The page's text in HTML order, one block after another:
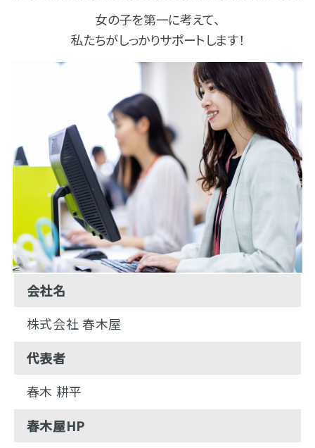
女の子を第一に考えて、
私たちがしっかりサポートします！
会社名
株式会社 春木屋
代表者
春木 耕平
春木屋HP